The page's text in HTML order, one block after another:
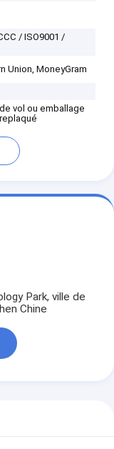
/ ISO9001 /
Union, MoneyGram
vol ou emballage
Park, ville de
Chine